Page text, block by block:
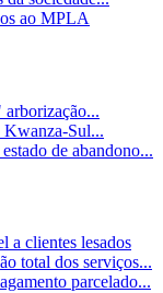
ao MPLA
Kwanza-Sul...
de abandono...
a clientes lesados
total dos serviços...
parcelado...